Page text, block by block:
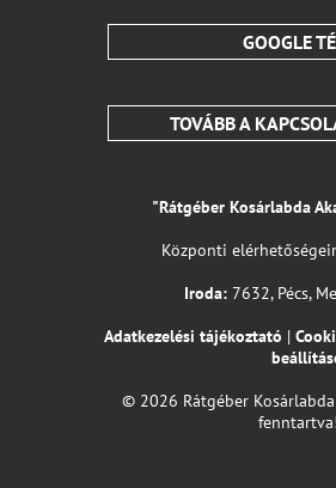
GOOGLE
TOVÁBB A
"Rátgéber Kosárlabda
Központi
Iroda: 7632, Pécs,
Adatkezelési tájékoztató |
© 2026 Rátgéber